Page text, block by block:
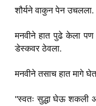
शौर्यने वाकुन पेन उचलला.
मनवीने हात पुढे केला पण
डेस्कवर ठेवला.
मनवीने तसाच हात मागे
"स्वतः सुद्धा घेऊ शकली